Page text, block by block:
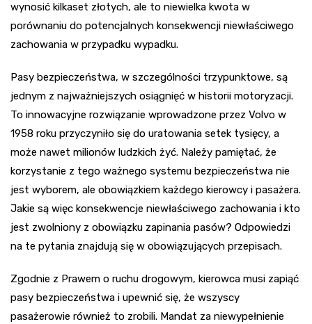
wynosić kilkaset złotych, ale to niewielka kwota w
porównaniu do potencjalnych konsekwencji niewłaściwego
zachowania w przypadku wypadku.
Pasy bezpieczeństwa, w szczególności trzypunktowe, są
jednym z najważniejszych osiągnięć w historii motoryzacji.
To innowacyjne rozwiązanie wprowadzone przez Volvo w
1958 roku przyczyniło się do uratowania setek tysięcy, a
może nawet milionów ludzkich żyć. Należy pamiętać, że
korzystanie z tego ważnego systemu bezpieczeństwa nie
jest wyborem, ale obowiązkiem każdego kierowcy i pasażera.
Jakie są więc konsekwencje niewłaściwego zachowania i kto
jest zwolniony z obowiązku zapinania pasów? Odpowiedzi
na te pytania znajdują się w obowiązujących przepisach.
Zgodnie z Prawem o ruchu drogowym, kierowca musi zapiąć
pasy bezpieczeństwa i upewnić się, że wszyscy
pasażerowie również to zrobili. Mandat za niewypełnienie